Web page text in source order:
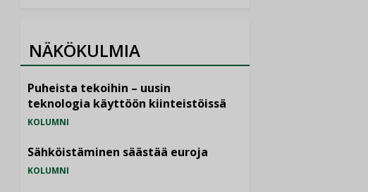
NÄKÖKULMIA
Puheista tekoihin – uusin
teknologia käyttöön kiinteistöissä
KOLUMNI
Sähköistäminen säästää euroja
KOLUMNI